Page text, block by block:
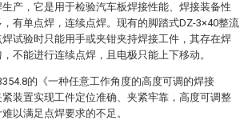
产，它是用于检验汽车板焊接性能、焊接装备性
有单点焊，连续点焊。现有的脚踏式DZ-3×40整流
试验时只能用手或夹钳夹持焊接工件，其存在焊
不能进行连续点焊，且电极只能上下移动。
的《一种任意工作角度的高度可调的焊接
装置实现工件定位准确、夹紧牢靠，高度可调整
以满足点焊要求的不足。